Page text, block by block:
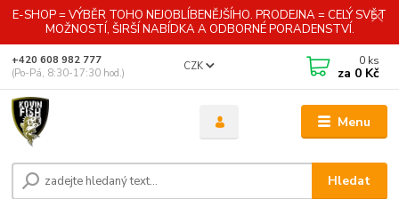
E-SHOP = VÝBĚR TOHO NEJOBLÍBENĚJŠÍHO. PRODEJNA = CELÝ SVĚT
MOŽNOSTÍ, ŠIRŠÍ NABÍDKA A ODBORNÉ PORADENSTVÍ.
Menu
CZK
Hledat
+420 608 982 777
(Po-Pá, 8:30-17:30 hod.)
0 ks
za 0 Kč